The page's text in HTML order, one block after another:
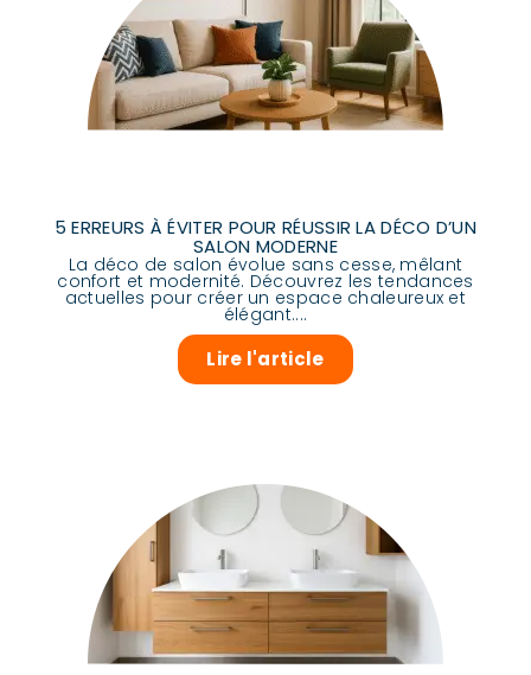
5 ERREURS À ÉVITER POUR RÉUSSIR LA DÉCO D’UN
SALON MODERNE
La déco de salon évolue sans cesse, mêlant
confort et modernité. Découvrez les tendances
actuelles pour créer un espace chaleureux et
élégant....
Lire l'article